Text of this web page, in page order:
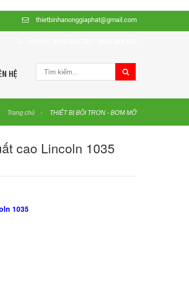
thietbinhanonggiaphat@gmail.com
HỆ
Trang chủ THIẾT BỊ BÔI TRƠN - BƠM MỠ
cao Lincoln 1035
1035